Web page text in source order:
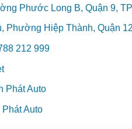
Phước Long B, Quận 9,
Phường Hiệp Thành, Quận
212 999
Phát Auto
Auto